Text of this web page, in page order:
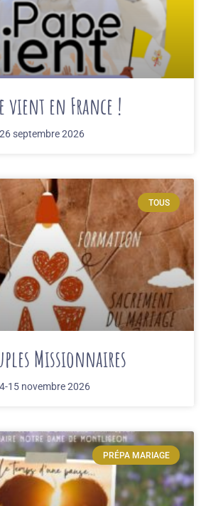
vient en France !
26 septembre 2026
TOUS
Missionnaires
15 novembre 2026
PRÉPA MARIAGE